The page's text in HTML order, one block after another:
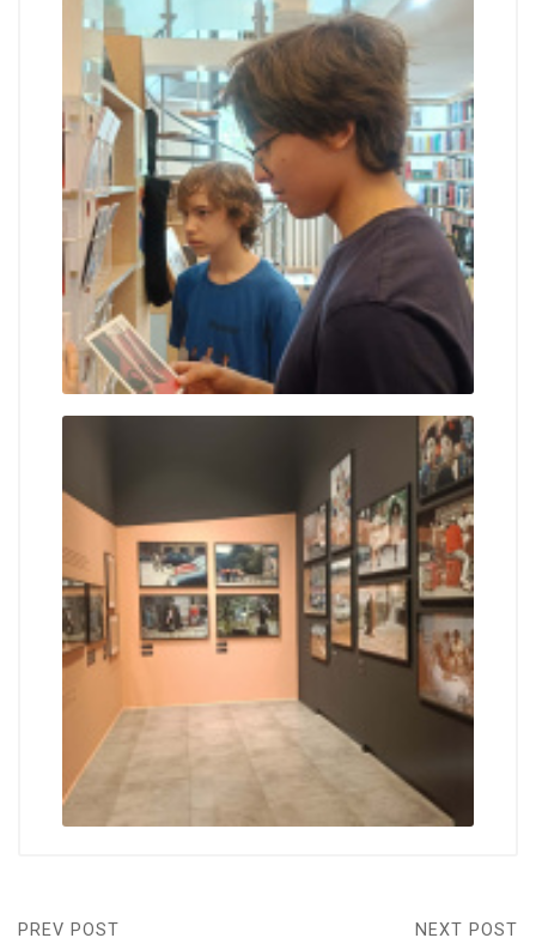
PREV POST NEXT POST